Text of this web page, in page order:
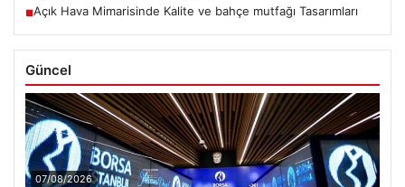
■Açık Hava Mimarisinde Kalite ve bahçe mutfağı Tasarımları
Güncel
07/08/2026